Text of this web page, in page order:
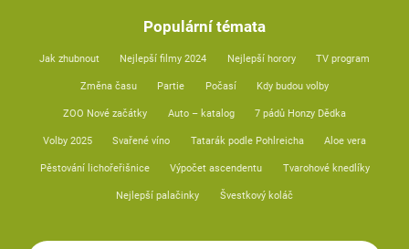
Populární témata
Jak zhubnout Nejlepší filmy 2024 Nejlepší horory TV program
Změna času Partie Počasí Kdy budou volby
ZOO Nové začátky Auto – katalog 7 pádů Honzy Dědka
Volby 2025 Svařené víno Tatarák podle Pohlreicha Aloe vera
Pěstování lichořeřišnice Výpočet ascendentu Tvarohové knedlíky
Nejlepší palačinky Švestkový koláč